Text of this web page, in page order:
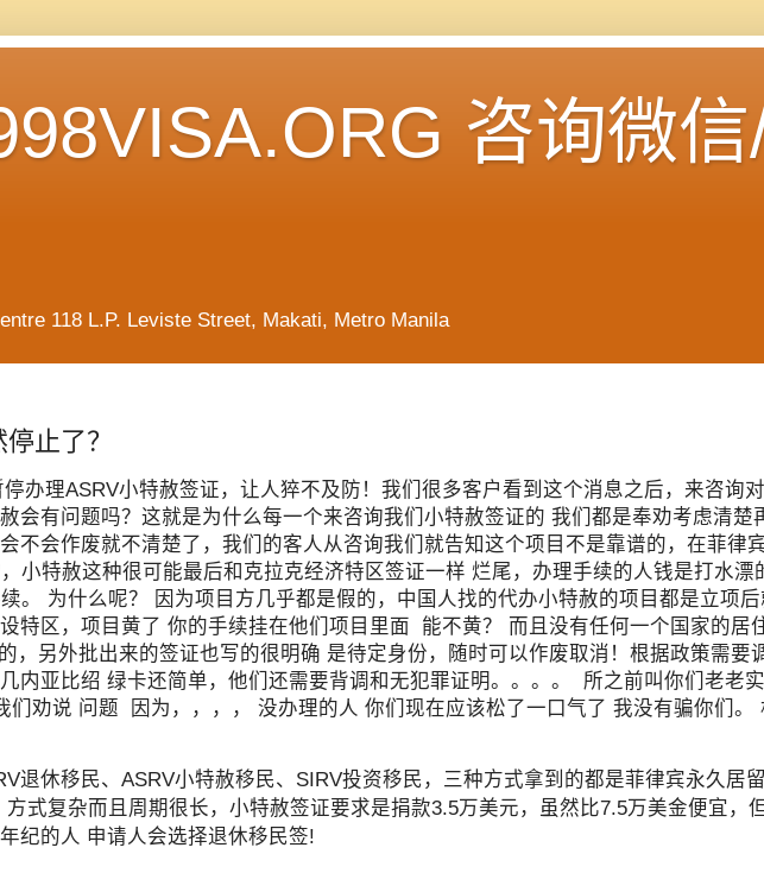
咨询微
118 L.P. Leviste Street, Makati, Metro Manila
止了？
办理ASRV小特赦签证，让人猝不及防！我们很多客户看到这个消息之后，来咨询
会有问题吗？这就是为什么每一个来咨询我们小特赦签证的 我们都是奉劝考虑清楚
不会作废就不清楚了，我们的客人从咨询我们就告知这个项目不是靠谱的，在菲律
小特赦这种很可能最后和克拉克经济特区签证一样 烂尾，办理手续的人钱是打水漂
。 为什么呢？ 因为项目方几乎都是假的，中国人找的代办小特赦的项目都是立项
特区，项目黄了 你的手续挂在他们项目里面 能不黄？ 而且没有任何一个国家的居
，另外批出来的签证也写的很明确 是待定身份，随时可以作废取消！根据政策需要
内亚比绍 绿卡还简单，他们还需要背调和无犯罪证明。。。。 所之前叫你们老老
劝说 问题 因为，，，， 没办理的人 你们现在应该松了一口气了 我没有骗你们。
退休移民、ASRV小特赦移民、SIRV投资移民，三种方式拿到的都是菲律宾永久居
式复杂而且周期很长，小特赦签证要求是捐款3.5万美元，虽然比7.5万美金便宜，
纪的人 申请人会选择退休移民签!